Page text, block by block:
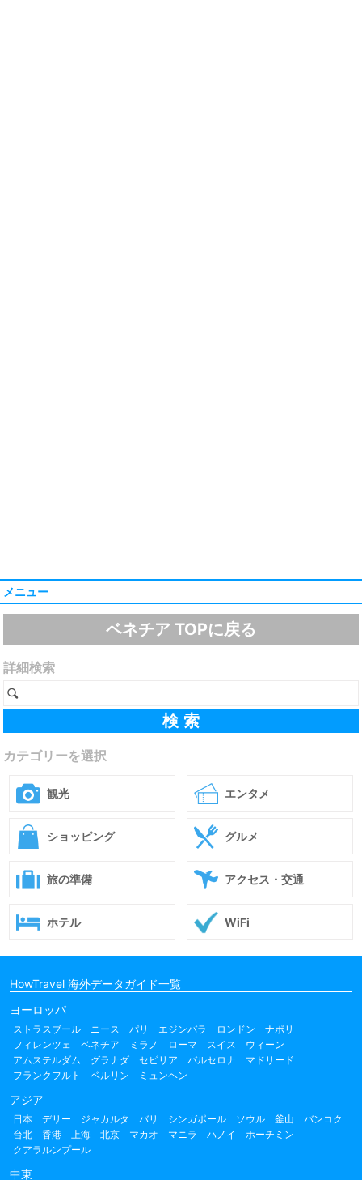
メニュー
ベネチア TOPに戻る
詳細検索
カテゴリーを選択
観光 エンタメ
ショッピング グルメ
旅の準備 アクセス・交通
ホテル WiFi
HowTravel 海外データガイド一覧
ヨーロッパ
ストラスブール ニース パリ エジンバラ ロンドン
ナポリ
フィレンツェ
ベネチア ミラノ ローマ スイス
ウィーン
アムステルダム
グラナダ セビリア バルセロナ
マドリード
フランクフルト
ベルリン ミュンヘン
アジア
日本 デリー ジャカルタ バリ シンガポール ソウル 釜山
バンコク
台北
香港 上海 北京 マカオ マニラ ハノイ
ホーチミン
クアラルンプール
中東